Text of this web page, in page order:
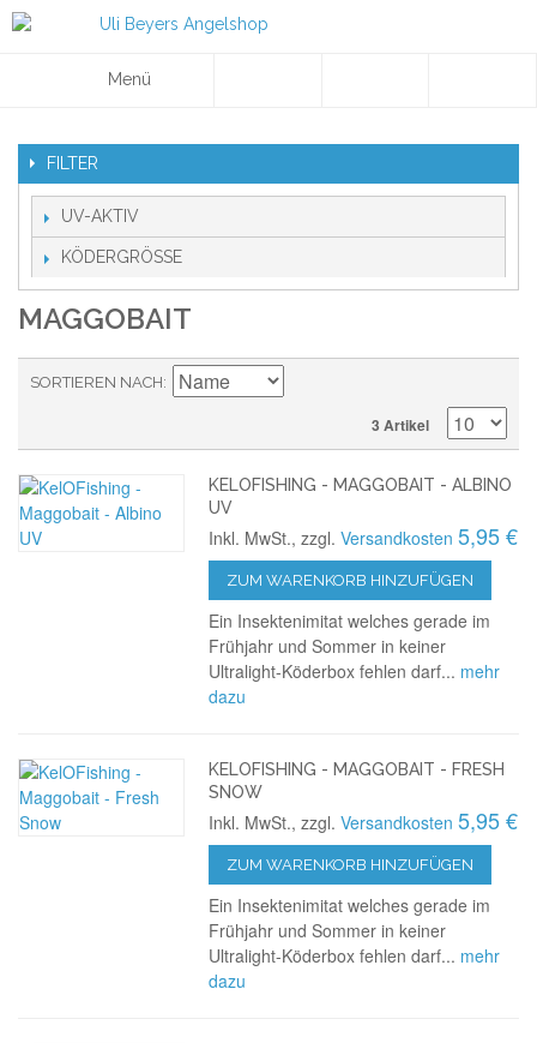
Menü
FILTER
UV-AKTIV
KÖDERGRÖSSE
MAGGOBAIT
SORTIEREN NACH
3 Artikel
KELOFISHING - MAGGOBAIT - ALBINO
UV
Inkl. MwSt., zzgl.Versandkosten 5,95 €
ZUM WARENKORB HINZUFÜGEN
Ein Insektenimitat welches gerade im
Frühjahr und Sommer in keiner
Ultralight-Köderbox fehlen darf... mehr
dazu
KELOFISHING - MAGGOBAIT - FRESH
SNOW
Inkl. MwSt., zzgl.Versandkosten 5,95 €
ZUM WARENKORB HINZUFÜGEN
Ein Insektenimitat welches gerade im
Frühjahr und Sommer in keiner
Ultralight-Köderbox fehlen darf... mehr
dazu